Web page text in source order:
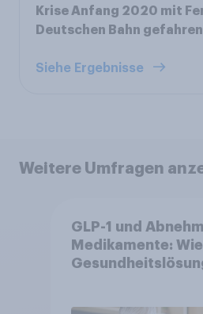
Krise Anfang 2020 mit
Deutschen Bahn
Siehe Ergebnisse
Weitere Umfragen
GLP-1 und
Medikamente: